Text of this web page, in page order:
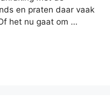
en praten daar vaak
het nu gaat om …